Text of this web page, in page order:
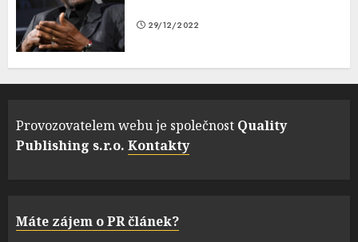
29/12/2022
Provozovatelem webu je společnost Quality
Publishing s.r.o. Kontakty
Máte zájem o PR článek?